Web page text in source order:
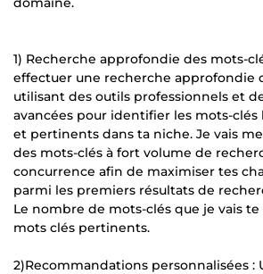
1) Recherche approfondie des mots-
effectuer une recherche approfondie
utilisant des outils professionnels et
avancées pour identifier les mots-clés
et pertinents dans ta niche. Je vais
des mots-clés à fort volume de
concurrence afin de maximiser tes
parmi les premiers résultats de
Le nombre de mots-clés que je vais
mots clés pertinents.
2)Recommandations personnalisées :